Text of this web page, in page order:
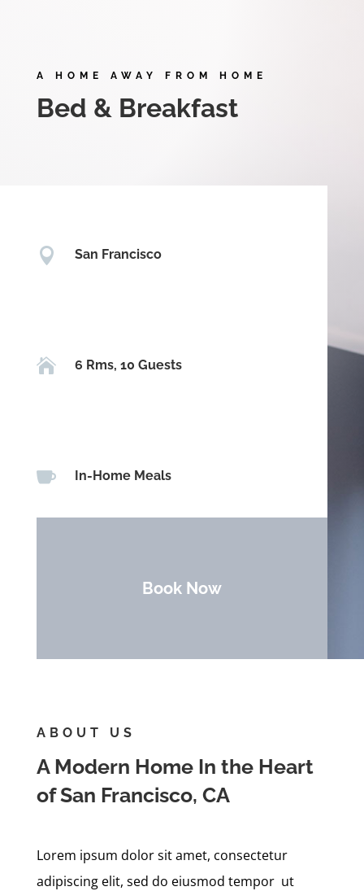
A HOME AWAY FROM HOME
Bed & Breakfast
 San Francisco
 6 Rms, 10 Guests
 In-Home Meals
Book Now
ABOUT US
A Modern Home In the Heart
of San Francisco, CA
Lorem ipsum dolor sit amet, consectetur
adipiscing elit, sed do eiusmod tempor ut